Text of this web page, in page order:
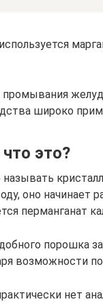
широко
это?
оно начинает
перманганат
порошка
возможности
нет